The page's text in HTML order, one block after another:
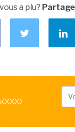
a plu?